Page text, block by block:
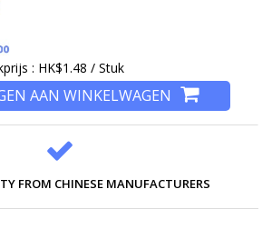
: HK$1.48 / Stuk
AAN WINKELWAGEN
FROM CHINESE MANUFACTURERS